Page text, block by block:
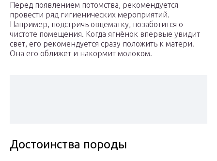
Перед появлением потомства, рекомендуется
провести ряд гигиенических мероприятий.
Например, подстричь овцематку, позаботится о
чистоте помещения. Когда ягнёнок впервые увидит
свет, его рекомендуется сразу положить к матери.
Она его оближет и накормит молоком.
Достоинства породы